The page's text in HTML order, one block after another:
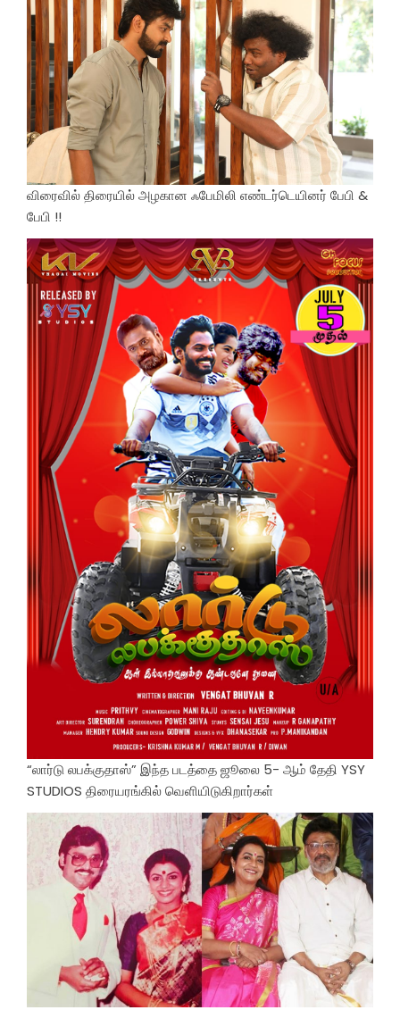
விரைவில் திரையில் அழகான ஃபேமிலி எண்டர்டெயினர் பேபி &
பேபி !!
“லார்டு லபக்குதாஸ்” இந்த படத்தை ஜூலை 5- ஆம் தேதி YSY
STUDIOS திரையரங்கில் வெளியிடுகிறார்கள்